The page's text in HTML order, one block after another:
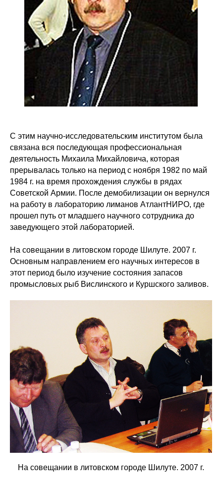
С этим научно-исследовательским институтом была
связана вся последующая профессиональная
деятельность Михаила Михайловича, которая
прерывалась только на период с ноября 1982 по май
1984 г. на время прохождения службы в рядах
Советской Армии. После демобилизации он вернулся
на работу в лабораторию лиманов АтлантНИРО, где
прошел путь от младшего научного сотрудника до
заведующего этой лабораторией.
На совещании в литовском городе Шилуте. 2007 г.
Основным направлением его научных интересов в
этот период было изучение состояния запасов
промысловых рыб Вислинского и Куршского заливов.
На совещании в литовском городе Шилуте. 2007 г.